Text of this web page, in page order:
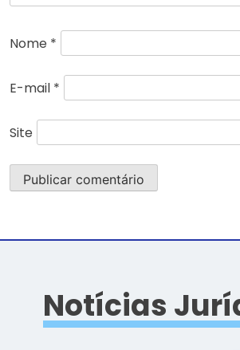
Nome *
E-mail *
Site
Notícias